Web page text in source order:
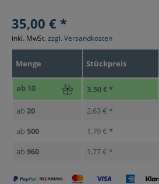
35,00 € *
Menge Stückpreis
ab 10 3,50 € *
ab 20 2,63 € *
ab 500 1,79 € *
ab 960 1,77 € *
inkl. MwSt. zzgl. Versandkosten